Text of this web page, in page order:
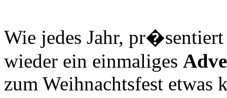
Wie jedes Jahr, pr�sentiert
wieder ein einmaliges
zum Weihnachtsfest